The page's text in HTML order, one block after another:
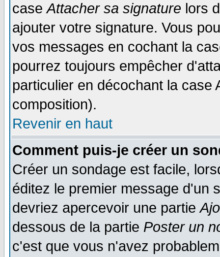
caseAttacher sa signature lors
ajouter votre signature. Vous
vos messages en cochant la
pourrez toujours empêcher
particulier en décochant la
composition).
Revenir en haut
Comment puis-je créer un
Créer un sondage est facile,
éditez le premier message d'un
devriez apercevoir une partie
dessous de la partie Poster un
c'est que vous n'avez